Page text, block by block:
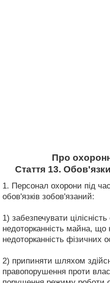
Про
Стаття 13.
1. Персонал охорони під
обов'язків зобов'язаний:
1) забезпечувати
недоторканність майна, що
недоторканність фізичних
2) припиняти шляхом
правопорушення проти